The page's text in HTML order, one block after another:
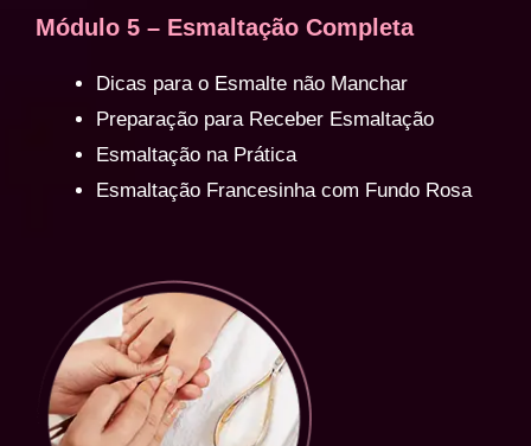
Módulo 5 – Esmaltação Completa
Dicas para o Esmalte não Manchar
Preparação para Receber Esmaltação
Esmaltação na Prática
Esmaltação Francesinha com Fundo Rosa